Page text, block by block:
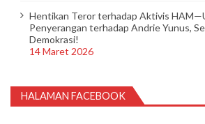
Hentikan Teror terhadap Aktivis
Penyerangan terhadap Andrie Yunus,
Demokrasi!
14 Maret 2026
HALAMAN FACEBOOK